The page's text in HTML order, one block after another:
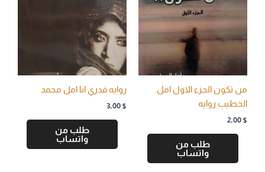
من تكون الجزء الاول امل
الخطيب روايه
2,00 $
طلب من
واتساب
روايه قدري انا امل محمد
3,00 $
طلب من
واتساب